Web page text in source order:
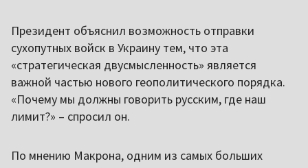
Президент объяснил возможность отправки
сухопутных войск в Украину тем, что эта
«стратегическая двусмысленность» является
важной частью нового геополитического порядка.
«Почему мы должны говорить русским, где наш
лимит?» – спросил он.
По мнению Макрона, одним из самых больших